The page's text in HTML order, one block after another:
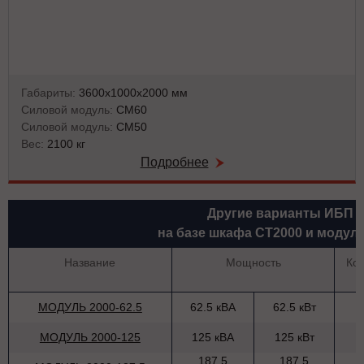
Габариты: 3600х1000х2000 мм
Силовой модуль: СМ60
Силовой модуль: СМ50
Вес: 2100 кг
Подробнее
Другие варианты ИБП
на базе шкафа СТ2000 и
Название Мощность
МОДУЛЬ 2000-62.5 62.5 кВА 62.5 кВт
МОДУЛЬ 2000-125 125 кВА 125 кВт
187.5 187.5